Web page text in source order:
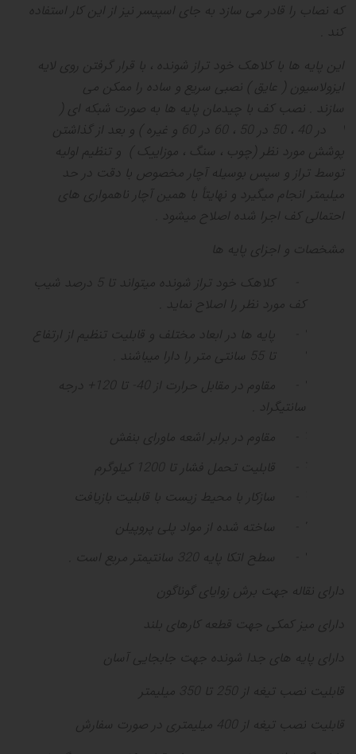
که نصاب را قادر می سازد به جای اسپیسر نیز از این کار استفاده
کند
این پایه ها با کلاهک خود تراز شونده ، با قرار گرفتن روی لایه
ایزولاسیون ( عایق ) نصبی سریع و ساده را ممکن می
سازند
نصب کف با چیدمان پایه ها به صورت شبکه ای (
در 40 ، 50 در 50 ، 60 در 60 و غیره ) و بعد از گذاشتن
پوشش مورد نظر ( چوب ، سنگ ، موزاییک ) و تنظیم اولیه
توسط تراز و سپس بوسیله آچار مخصوص با دقت در حد
میلیمتر انجام میگیرد و نهایتأ با همین آچار ناهمواری های
احتمالی کف اجرا شده اصلاح میشود
مشخصات و اجزای پایه ها
کلاهک خود تراز شونده میتواند تا 5 درصد شیب
کف مورد نظر را اصلاح نماید .
پایه ها در ابعاد مختلف و قابلیت تنظیم از ارتفاع
مقاوم در مقابل حرارت از 40- تا 120+ درجه
سانتیگراد .
مقاوم در برابر اشعه ماورای بنفش
قابلیت تحمل فشار تا 1200 کیلوگرم
سازکار با محیط زیست با قابلیت بازیافت
ساخته شده از مواد پلی پروپیلن
سطح اتکا پایه 320 سانتیمتر مربع است .
دارای نقاله جهت برش زوایای گوناگون
دارای میز کمکی جهت قطعه کارهای بلند
دارای پایه های جدا شونده جهت جابجایی آسان
قابلیت نصب تیغه از 250 تا 350
میلیمتر
قابلیت نصب تیغه از 400 میلیمتری در صورت سفارش